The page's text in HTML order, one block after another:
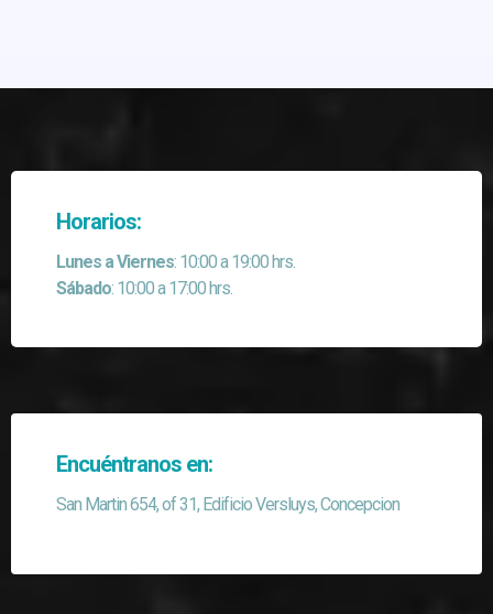
Horarios:
Lunes a Viernes: 10:00 a 19:00 hrs.
Sábado: 10:00 a 17:00 hrs.
Encuéntranos en:
San Martin 654, of 31, Edificio Versluys, Concepcion